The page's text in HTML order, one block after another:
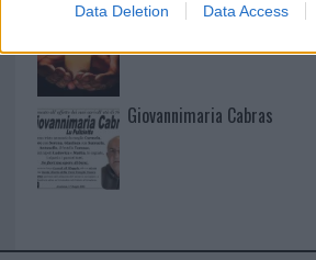
Data Deletion Data Access
I nostri cari
Giovannimaria Cabras